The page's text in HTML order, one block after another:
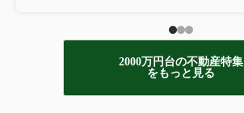
2000万円台の不動産特集
をもっと見る